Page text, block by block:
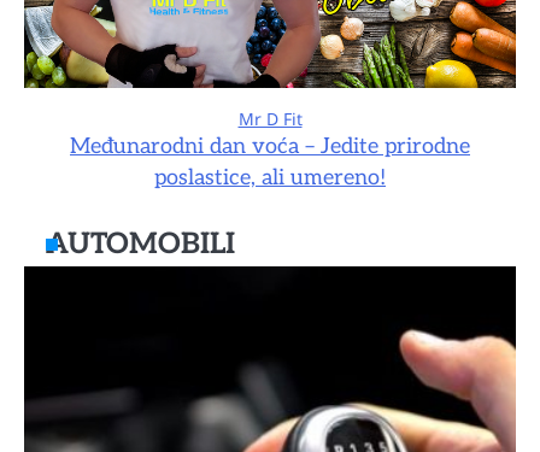
Mr D Fit
Međunarodni dan voća – Jedite prirodne
poslastice, ali umereno!
AUTOMOBILI